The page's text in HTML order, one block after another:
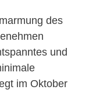
des
und
im Oktober